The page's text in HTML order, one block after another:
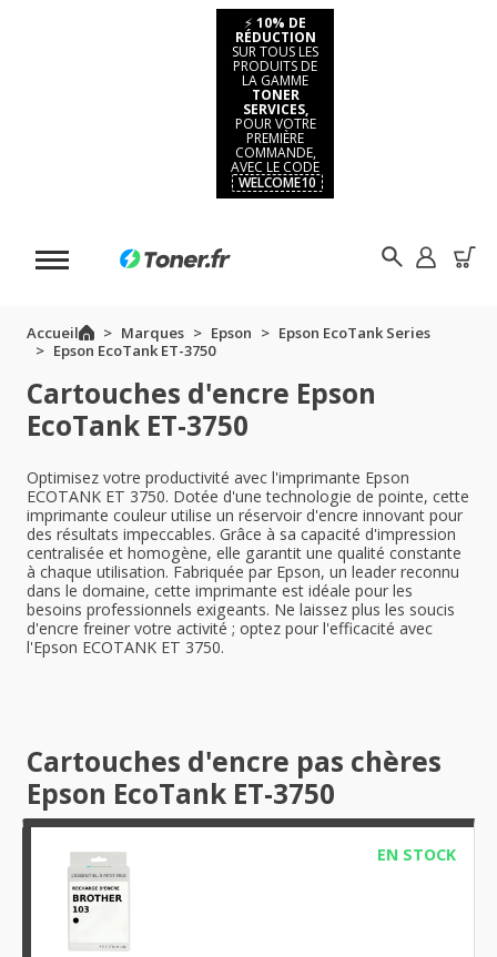
⚡ 10% DE
RÉDUCTION
SUR TOUS LES
PRODUITS DE
LA GAMME
TONER
SERVICES,
POUR VOTRE
PREMIÈRE
COMMANDE,
AVEC LE CODE
WELCOME10
Accueil Marques Epson
Epson EcoTank Series
Epson EcoTank ET-3750
Cartouches d'encre Epson
EcoTank ET-3750
Optimisez votre productivité avec l'imprimante Epson
ECOTANK ET 3750. Dotée d'une technologie de pointe, cette
imprimante couleur utilise un réservoir d'encre innovant pour
des résultats impeccables. Grâce à sa capacité d'impression
centralisée et homogène, elle garantit une qualité constante
à chaque utilisation. Fabriquée par Epson, un leader reconnu
dans le domaine, cette imprimante est idéale pour les
besoins professionnels exigeants. Ne laissez plus les soucis
d'encre freiner votre activité ; optez pour l'efficacité avec
l'Epson ECOTANK ET 3750.
Cartouches d'encre pas chères
Epson EcoTank ET-3750
EN STOCK